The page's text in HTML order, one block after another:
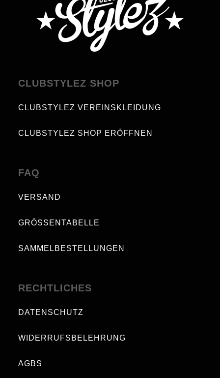
CLUBSTYLEZ SHOP
CLUBSTYLEZ VEREINSKLEIDUNG
CLUBSTYLEZ SHOP ERÖFFNEN
FAQ
VERSAND
GRÖSSENTABELLE
SAMMELBESTELLUNGEN
RECHTLICHES
DATENSCHUTZ
WIDERRUFSBELEHRUNG
AGBS